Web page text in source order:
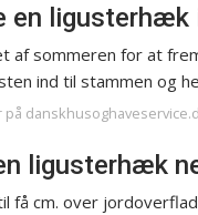
en ligusterhæk
af sommeren for at
ind til stammen og
på
ligusterhæk
få cm. over